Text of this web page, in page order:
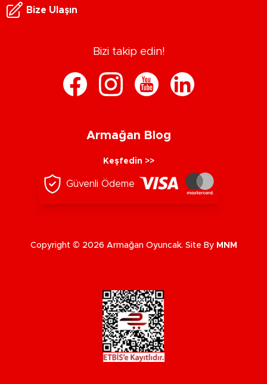
Bize Ulaşın
Bizi takip edin!
Armağan Blog
Keşfedin >>
Güvenli Ödeme
Copyright © 2026 Armağan Oyuncak. Site By MNM